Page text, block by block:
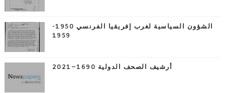
الشؤون السياسية لغرب إفريقيا الفرنسي 1950-
1959
أرشيف الصحف الدولية 1690–2021